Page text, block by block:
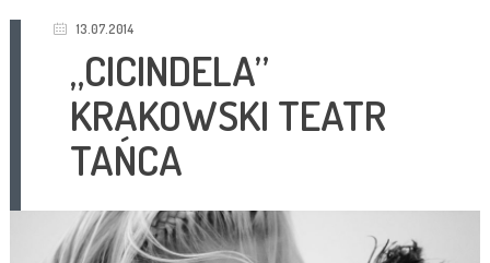
13.07.2014
„CICINDELA”
KRAKOWSKI TEATR
TAŃCA